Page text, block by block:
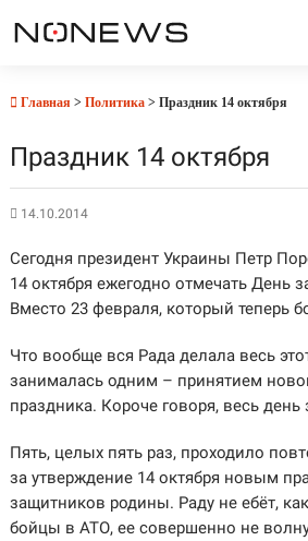
Главная > Политика> Праздник 14 октября
Праздник 14 октября
14.10.2014
Сегодня президент Украины Петр
14 октября ежегодно отмечать День
Вместо 23 февраля, который теперь
Что вообще вся Рада делала весь
занималась одним – принятием
праздника. Короче говоря, весь
Пять, целых пять раз, проходило
за утверждение 14 октября новым
защитников родины. Раду не ебёт,
бойцы в АТО, ее совершенно не